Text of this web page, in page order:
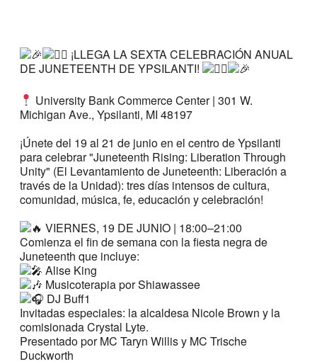
¡LLEGA LA SEXTA CELEBRACIÓN ANUAL
DE JUNETEENTH DE YPSILANTI!
University Bank Commerce Center | 301 W.
Michigan Ave., Ypsilanti, MI 48197
¡Únete del 19 al 21 de junio en el centro de Ypsilanti
para celebrar "Juneteenth Rising: Liberation Through
Unity" (El Levantamiento de Juneteenth: Liberación a
través de la Unidad): tres días intensos de cultura,
comunidad, música, fe, educación y celebración!
VIERNES, 19 DE JUNIO | 18:00–21:00
Comienza el fin de semana con la fiesta negra de
Juneteenth que incluye:
Alise King
Musicoterapia por Shiawassee
DJ Buff1
Invitadas especiales: la alcaldesa Nicole Brown y la
comisionada Crystal Lyte.
Presentado por MC Taryn Willis y MC Trische
Duckworth